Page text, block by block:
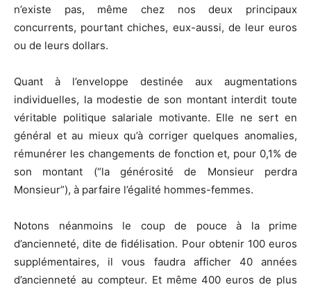
n’existe pas, même chez nos deux principaux
concurrents, pourtant chiches, eux-aussi, de leur euros
ou de leurs dollars.
Quant à l’enveloppe destinée aux augmentations
individuelles, la modestie de son montant interdit toute
véritable politique salariale motivante. Elle ne sert en
général et au mieux qu’à corriger quelques anomalies,
rémunérer les changements de fonction et, pour 0,1% de
son montant (“la générosité de Monsieur perdra
Monsieur”), à parfaire l’égalité hommes-femmes.
Notons néanmoins le coup de pouce à la prime
d’ancienneté, dite de fidélisation. Pour obtenir 100 euros
supplémentaires, il vous faudra afficher 40 années
d’ancienneté au compteur. Et même 400 euros de plus